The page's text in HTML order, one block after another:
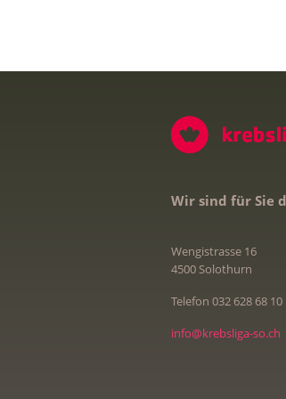
Wir sind für Sie
Wengistrasse 16
4500 Solothurn
Telefon 032 628 68 10
info@krebsliga-so.ch